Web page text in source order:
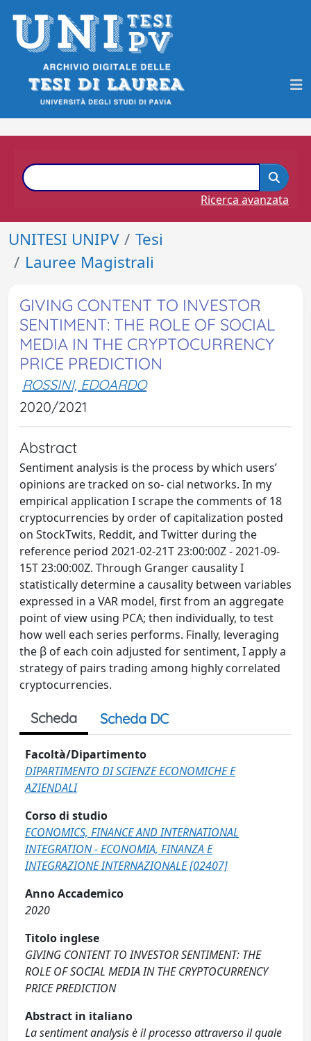
Ricerca avanzata
UNITESI UNIPV
Tesi
Lauree Magistrali
GIVING CONTENT TO INVESTOR
SENTIMENT: THE ROLE OF SOCIAL
MEDIA IN THE CRYPTOCURRENCY
PRICE PREDICTION
ROSSINI, EDOARDO
2020/2021
Abstract
Sentiment analysis is the process by which users’
opinions are tracked on so- cial networks. In my
empirical application I scrape the comments of 18
cryptocurrencies by order of capitalization posted
on StockTwits, Reddit, and Twitter during the
reference period 2021-02-21T 23:00:00Z - 2021-09-
15T 23:00:00Z. Through Granger causality I
statistically determine a causality between variables
expressed in a VAR model, first from an aggregate
point of view using PCA; then individually, to test
how well each series performs. Finally, leveraging
the β of each coin adjusted for sentiment, I apply a
strategy of pairs trading among highly correlated
cryptocurrencies.
Scheda Scheda DC
Facoltà/Dipartimento
DIPARTIMENTO DI SCIENZE ECONOMICHE E
AZIENDALI
Corso di studio
ECONOMICS, FINANCE AND INTERNATIONAL
INTEGRATION - ECONOMIA, FINANZA E
INTEGRAZIONE INTERNAZIONALE [02407]
Anno Accademico
2020
Titolo inglese
GIVING CONTENT TO INVESTOR SENTIMENT: THE
ROLE OF SOCIAL MEDIA IN THE CRYPTOCURRENCY
PRICE PREDICTION
Abstract in italiano
La sentiment analysis è il processo attraverso il quale